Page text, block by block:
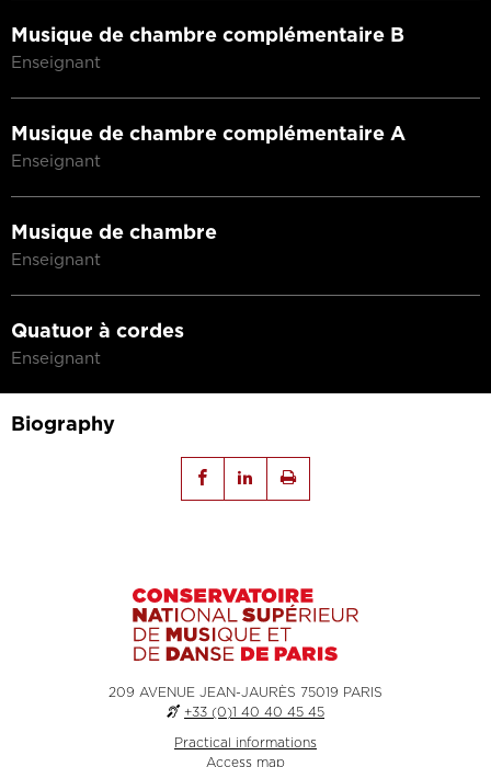
Musique de chambre complémentaire B
Enseignant
Musique de chambre complémentaire A
Enseignant
Musique de chambre
Enseignant
Quatuor à cordes
Enseignant
Biography
209 AVENUE JEAN-JAURÈS 75019 PARIS
+33 (0)1 40 40 45 45
Practical informations
Access map